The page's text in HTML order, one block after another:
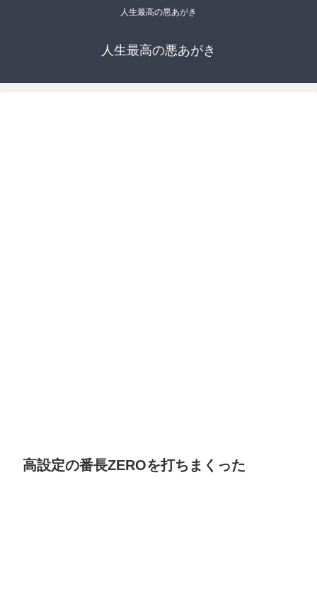
人生最高の悪あがき
人生最高の悪あがき
高設定の番長ZEROを打ちまくった